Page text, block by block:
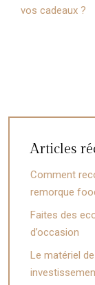
vos cadeaux ?
Articles
Comment
remorque
Faites des
d’occasion
Le matériel